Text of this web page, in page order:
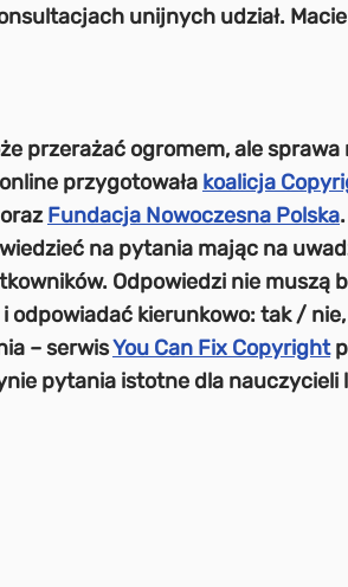
unijnych udział.
przerażać ogromem, ale
przygotowała koalicja
Fundacja Nowoczesna Polska
na pytania mając na
Odpowiedzi nie muszą
odpowiadać kierunkowo: tak /
– serwisYou Can Fix Copyright
pytania istotne dla nauczycieli